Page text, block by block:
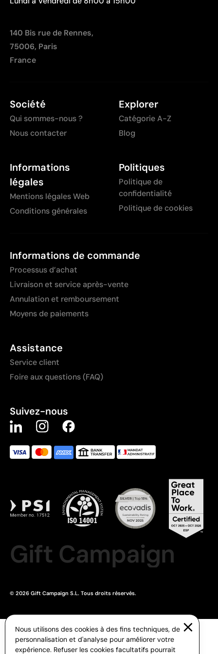
140 Bis rue de Rennes,
75006, Paris
France
Société
Qui sommes-nous ?
Nous contacter
Explorer
Catégorie A-Z
Blog
Informations
légales
Mentions légales Web
Conditions générales
Politiques
Politique de
confidentialité
Politique de cookies
Informations de commande
Processus d’achat
Livraison et service après-vente
Annulation et remboursement
Moyens de paiements
Assistance
Service client
Foire aux questions (FAQ)
Suivez-nous
Gift Campaign
© 2026 Gift Campaign S.L. Tous droits réservés.
Nous utilisons des cookies à des fins techniques, de
personnalisation et d'analyse pour améliorer votre
expérience. Refuser les cookies facultatifs pourrait